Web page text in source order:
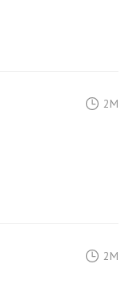
2M
2M